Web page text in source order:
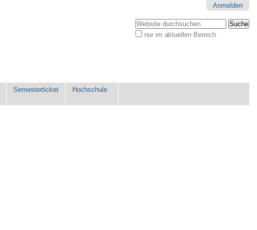
Anmelden
Website durchsuchen
nur im aktuellen Bereich
Semesterticket Hochschule